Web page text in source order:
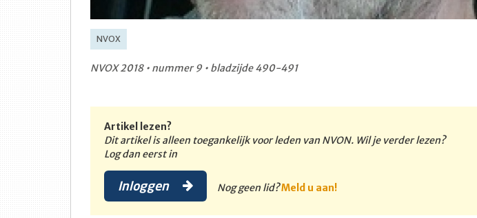
NVOX
NVOX 2018 • nummer 9 • bladzijde 490-491
Artikel lezen?
Dit artikel is alleen toegankelijk voor leden van NVON. Wil je verder lezen?
Log dan eerst in
Inloggen Nog geen lid?Meld u aan!